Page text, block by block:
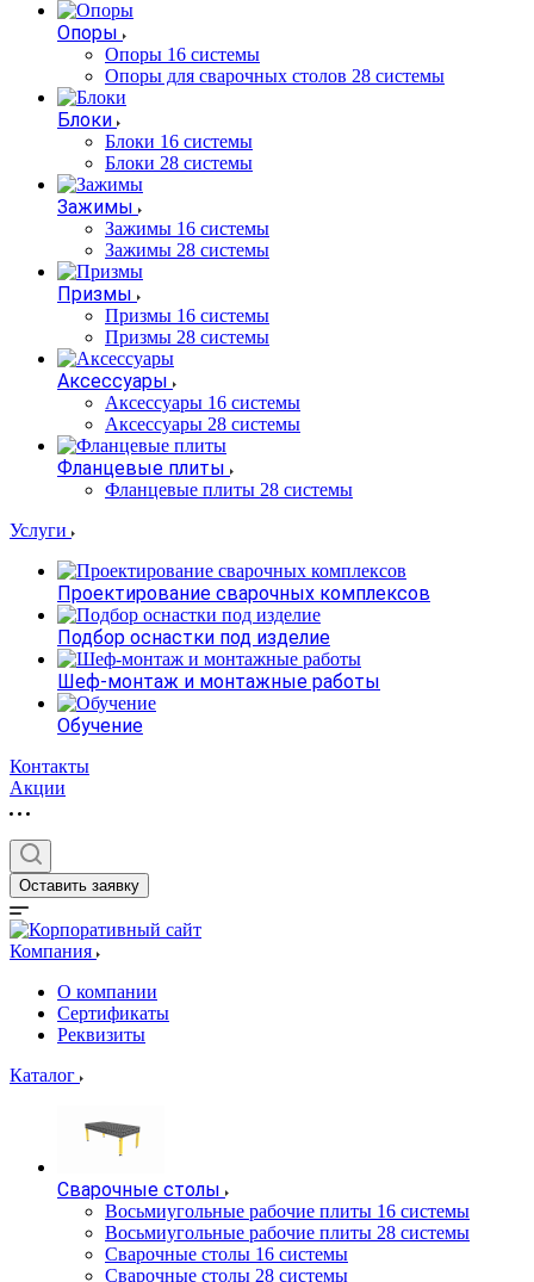
Опоры
Опоры 16 системы
Опоры для сварочных столов 28 системы
Блоки
Блоки 16 системы
Блоки 28 системы
Зажимы
Зажимы 16 системы
Зажимы 28 системы
Призмы
Призмы 16 системы
Призмы 28 системы
Аксессуары
Аксессуары 16 системы
Аксессуары 28 системы
Фланцевые плиты
Фланцевые плиты 28 системы
Услуги
Проектирование сварочных комплексов
Подбор оснастки под изделие
Шеф-монтаж и монтажные работы
Обучение
Контакты
Акции
Оставить заявку
Компания
О компании
Сертификаты
Реквизиты
Каталог
Сварочные столы
Восьмиугольные рабочие плиты 16 системы
Восьмиугольные рабочие плиты 28 системы
Сварочные столы 16 системы
Сварочные столы 28 системы